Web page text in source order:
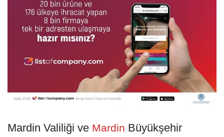
Mardin Valiliği ve Mardin Büyükşehir